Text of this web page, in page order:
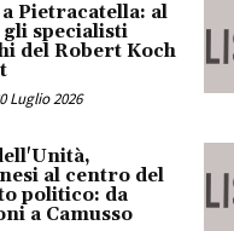
Pietracatella: al
specialisti
del Robert Koch
Luglio 2026
al centro del
politico: da
a Camusso